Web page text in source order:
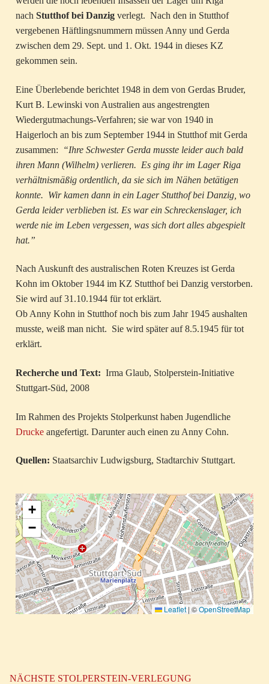
nach Stutthof bei Danzig verlegt. Nach den in Stutthof
vergebenen Häftlingsnummern müssen Anny und Gerda
zwischen dem 29. Sept. und 1. Okt. 1944 in dieses KZ
gekommen sein.
Eine Überlebende berichtet 1948 in dem von Gerdas Bruder,
Kurt B. Lewinski von Australien aus angestrengten
Wiedergutmachungs-Verfahren; sie war von 1940 in
Haigerloch an bis zum September 1944 in Stutthof mit Gerda
zusammen:
“Ihre Schwester Gerda musste leider auch bald
ihren Mann (Wilhelm) verlieren. Es ging ihr im Lager Riga
verhältnismäßig ordentlich, da sie sich im Nähen betätigen
konnte. Wir kamen dann in ein Lager Stutthof bei Danzig, wo
Gerda leider verblieben ist. Es war ein Schreckenslager, ich
werde nie im Leben vergessen, was sich dort alles abgespielt
hat.”
Nach Auskunft des australischen Roten Kreuzes ist Gerda
Kohn im Oktober 1944 im KZ Stutthof bei Danzig verstorben.
Sie wird auf 31.10.1944 für tot erklärt.
Ob Anny Kohn in Stutthof noch bis zum Jahr 1945 aushalten
musste, weiß man nicht. Sie wird später auf 8.5.1945 für tot
erklärt.
Recherche und Text: Irma Glaub, Stolperstein-Initiative
Stuttgart-Süd, 2008
Im Rahmen des Projekts Stolperkunst haben Jugendliche
Drucke angefertigt. Darunter auch einen zu Anny Cohn.
Quellen: Staatsarchiv Ludwigsburg, Stadtarchiv Stuttgart.
+
−
Leaflet |©OpenStreetMap
NÄCHSTE STOLPERSTEIN-VERLEGUNG